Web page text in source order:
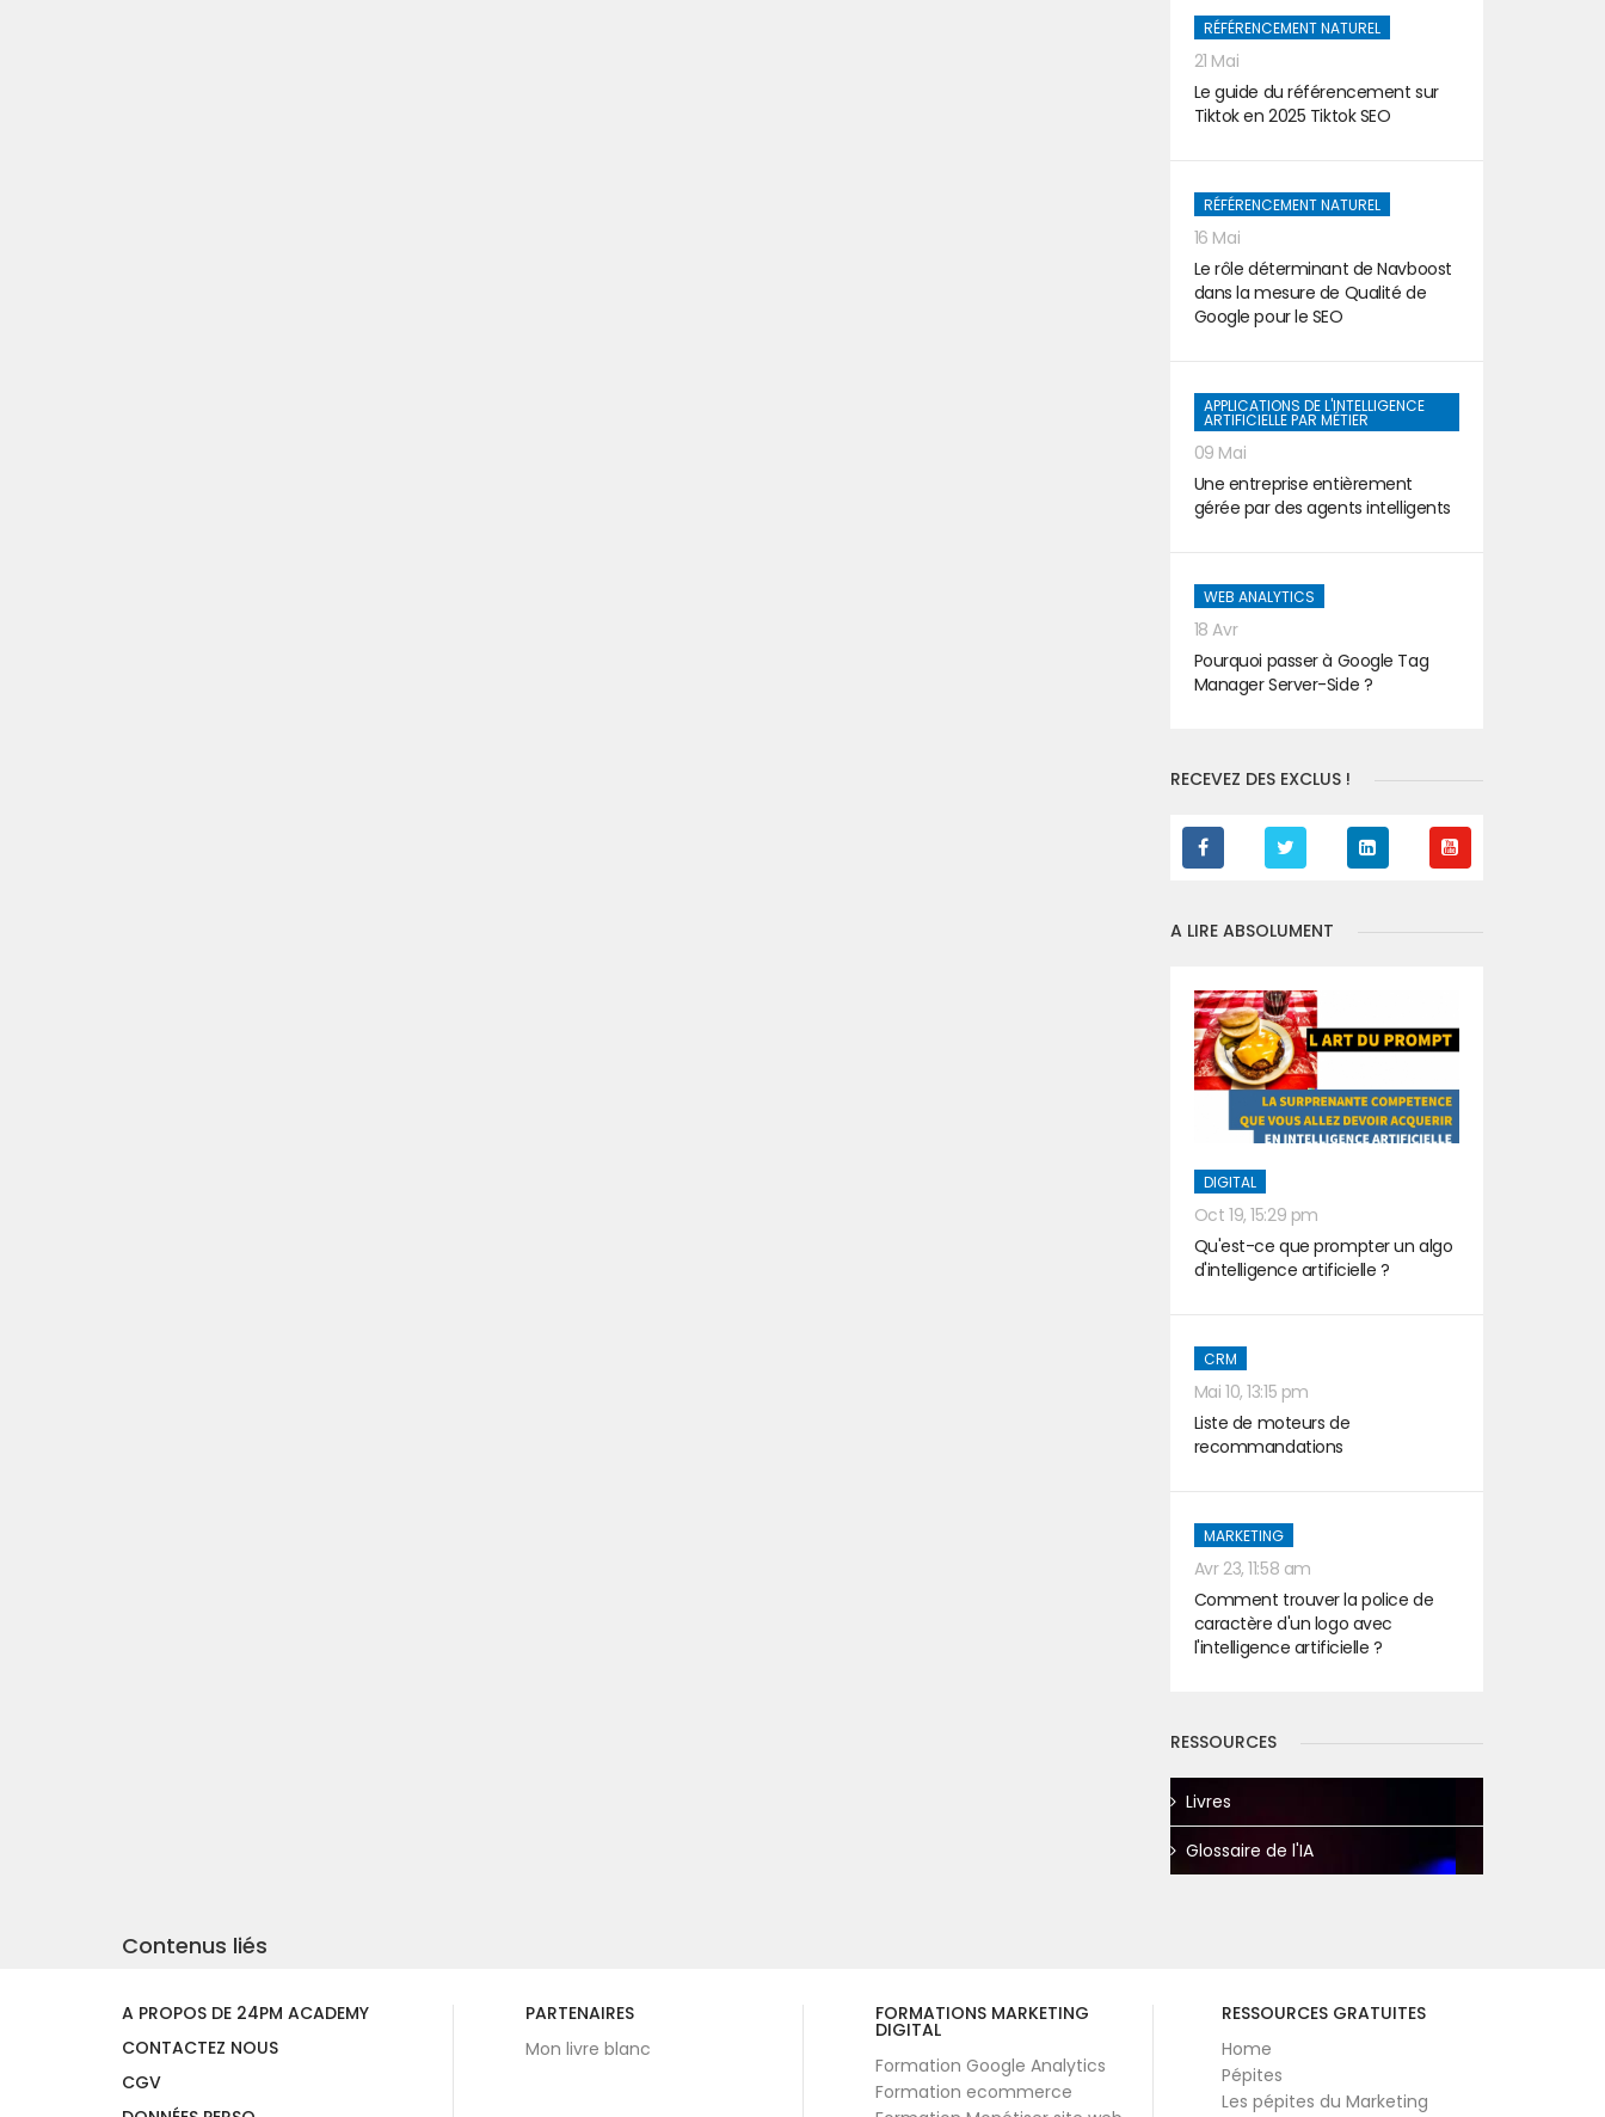
RÉFÉRENCEMENT NATUREL
21 Mai
Le guide du référencement sur
Tiktok en 2025 Tiktok SEO
RÉFÉRENCEMENT NATUREL
16 Mai
Le rôle déterminant de Navboost
dans la mesure de Qualité de
Google pour le SEO
APPLICATIONS DE L'INTELLIGENCE
ARTIFICIELLE PAR MÉTIER
09 Mai
Une entreprise entièrement
gérée par des agents intelligents
WEB ANALYTICS
18 Avr
Pourquoi passer à Google Tag
Manager Server-Side ?
RECEVEZ DES EXCLUS !
A LIRE ABSOLUMENT
DIGITAL
Oct 19, 15:29 pm
Qu'est-ce que prompter un algo
d'intelligence artificielle ?
CRM
Mai 10, 13:15 pm
Liste de moteurs de
recommandations
MARKETING
Avr 23, 11:58 am
Comment trouver la police de
caractère d'un logo avec
l'intelligence artificielle ?
RESSOURCES
Livres
Glossaire de l'IA
Contenus liés
A PROPOS DE 24PM ACADEMY
CONTACTEZ NOUS
CGV
PARTENAIRES
Mon livre blanc
FORMATIONS MARKETING
DIGITAL
Formation Google Analytics
Formation ecommerce
RESSOURCES GRATUITES
Home
Pépites
Les pépites du Marketing